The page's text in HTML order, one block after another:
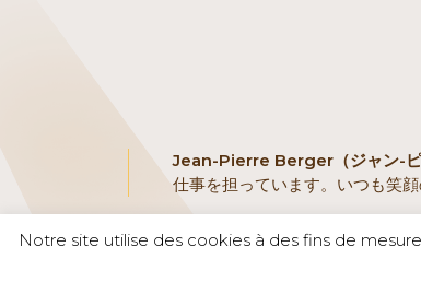
Jean-Pierre Berger（ジャン-ピ
仕事を担っています。いつも笑顔
Notre site utilise des cookies à des fins de